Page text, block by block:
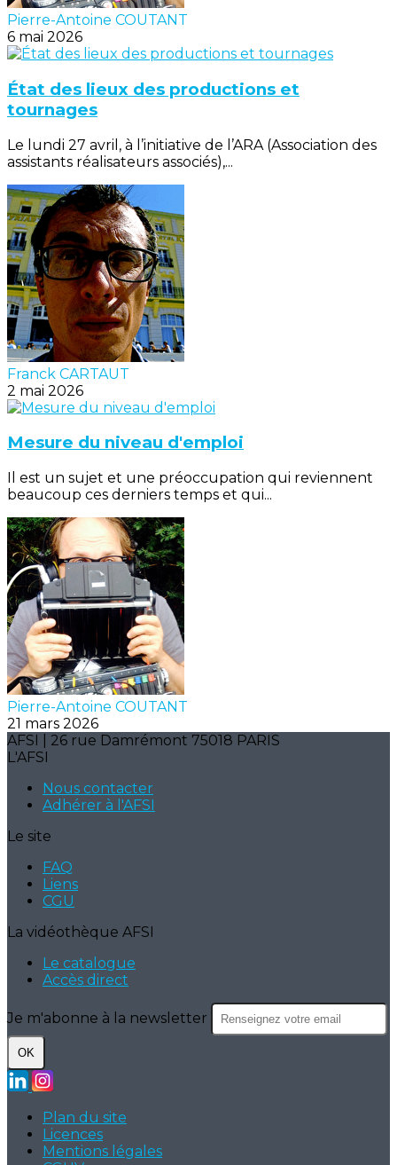
Pierre-Antoine COUTANT
6 mai 2026
État des lieux des productions et
tournages
Le lundi 27 avril, à l’initiative de l’ARA (Association des
assistants réalisateurs associés),...
Franck CARTAUT
2 mai 2026
Mesure du niveau d'emploi
Il est un sujet et une préoccupation qui reviennent
beaucoup ces derniers temps et qui...
Pierre-Antoine COUTANT
21 mars 2026
AFSI | 26 rue Damrémont 75018 PARIS
L'AFSI
Nous contacter
Adhérer à l'AFSI
Le site
FAQ
Liens
CGU
La vidéothèque AFSI
Le catalogue
Accès direct
Je m'abonne à la newsletter
OK
Plan du site
Licences
Mentions légales